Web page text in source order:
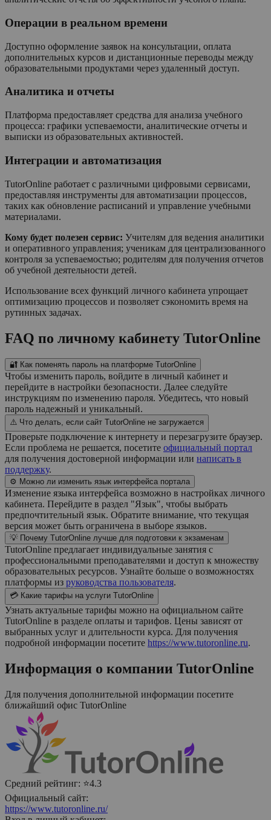
Операции в реальном времени
Доступно оформление заявок на консультации, оплата
дополнительных курсов и дистанционные переводы между
образовательными продуктами через удаленный доступ.
Аналитика и отчеты
Платформа предоставляет средства для анализа учебного
процесса: графики успеваемости, аналитические отчеты и
выписки из образовательных активностей.
Интеграции и автоматизация
TutorOnline работает с различными цифровыми сервисами,
предоставляя инструменты для автоматизации процессов,
таких как обновление расписаний и управление учебными
материалами.
Кому будет полезен сервис: Учителям для ведения аналитики
и оперативного управления; ученикам для централизованного
контроля за успеваемостью; родителям для получения отчетов
об учебной деятельности детей.
Использование всех функций личного кабинета упрощает
оптимизацию процессов и позволяет сэкономить время на
рутинных задачах.
FAQ по личному кабинету TutorOnline
🔐 Как поменять пароль на платформе TutorOnline
Чтобы изменить пароль, войдите в личный кабинет и
перейдите в настройки безопасности. Далее следуйте
инструкциям по изменению пароля. Убедитесь, что новый
пароль надежный и уникальный.
⚠️ Что делать, если сайт TutorOnline не загружается
Проверьте подключение к интернету и перезагрузите браузер.
Если проблема не решается, посетите официальный портал
для получения достоверной информации или написать в
поддержку.
⚙️ Можно ли изменить язык интерфейса портала
Изменение языка интерфейса возможно в настройках личного
кабинета. Перейдите в раздел "Язык", чтобы выбрать
предпочтительный язык. Обратите внимание, что текущая
версия может быть ограничена в выборе языков.
💡 Почему TutorOnline лучше для подготовки к экзаменам
TutorOnline предлагает индивидуальные занятия с
профессиональными преподавателями и доступ к множеству
образовательных ресурсов. Узнайте больше о возможностях
платформы из руководства пользователя.
💳 Какие тарифы на услуги TutorOnline
Узнать актуальные тарифы можно на официальном сайте
TutorOnline в разделе оплаты и тарифов. Цены зависят от
выбранных услуг и длительности курса. Для получения
подробной информации посетите https://www.tutoronline.ru.
Информация о компании TutorOnline
Для получения дополнительной информации посетите
ближайший офис TutorOnline
Средний рейтинг: ⭐4.3
Официальный сайт:
https://www.tutoronline.ru/